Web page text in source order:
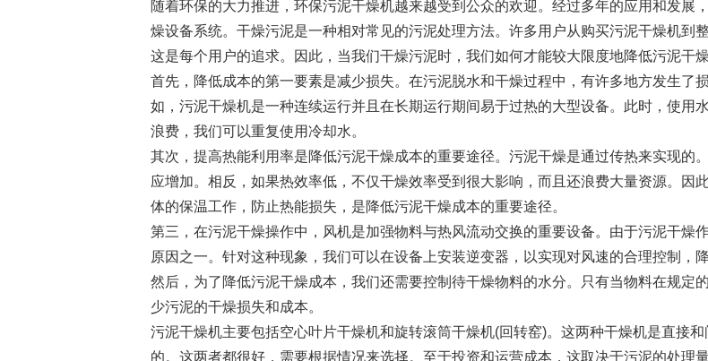
随着环保的大力推进，环保污泥干燥机越来越受到公众的欢迎。经过多年的应用和发展
燥设备系统。干燥污泥是一种相对常见的污泥处理方法。许多用户从购买污泥干燥机到
这是每个用户的追求。因此，当我们干燥污泥时，我们如何才能较大限度地降低污泥干
首先，降低成本的第一要素是减少损失。在污泥脱水和干燥过程中，有许多地方发生了
如，污泥干燥机是一种连续运行并且在长期运行期间易于过热的大型设备。此时，使用
浪费，我们可以重复使用冷却水。
其次，提高热能利用率是降低污泥干燥成本的重要途径。污泥干燥是通过传热来实现的
应增加。相反，如果热效率低，不仅干燥效率受到很大影响，而且还浪费大量资源。因
体的保温工作，防止热能损失，是降低污泥干燥成本的重要途径。
第三，在污泥干燥操作中，风机是加强物料与热风流动交换的重要设备。由于污泥干燥
原因之一。针对这种现象，我们可以在设备上安装逆变器，以实现对风速的合理控制，
然后，为了降低污泥干燥成本，我们还需要控制待干燥物料的水分。只有当物料在规定
少污泥的干燥损失和成本。
污泥干燥机主要包括空心叶片干燥机和旋转滚筒干燥机(回转窑)。这两种干燥机是直接
的。这两者都很好，需要根据情况来选择。至于投资和运营成本，这取决于污泥的处理